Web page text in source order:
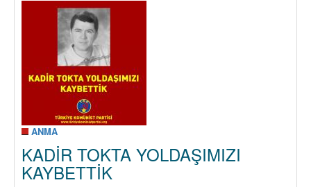
ANMA
KADİR TOKTA YOLDAŞIMIZI
KAYBETTİK